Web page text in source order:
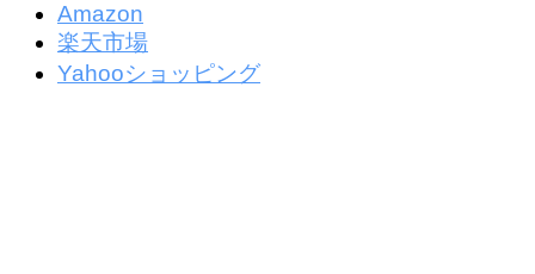
Amazon
楽天市場
Yahooショッピング